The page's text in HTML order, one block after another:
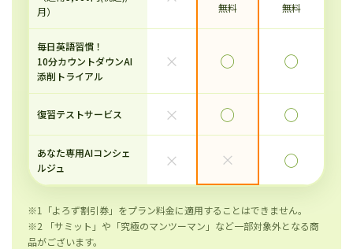
月）
無料 無料
毎日英語習慣！
10分カウントダウンAI
添削トライアル
× ◯ ◯
復習テストサービス × ◯ ◯
あなた専用AIコンシェ
ルジュ
× × ◯
※1「よろず割引券」をプラン料金に適用することはできません。
※2 「サミット」や「究極のマンツーマン」など一部対象外となる商
品がございます。